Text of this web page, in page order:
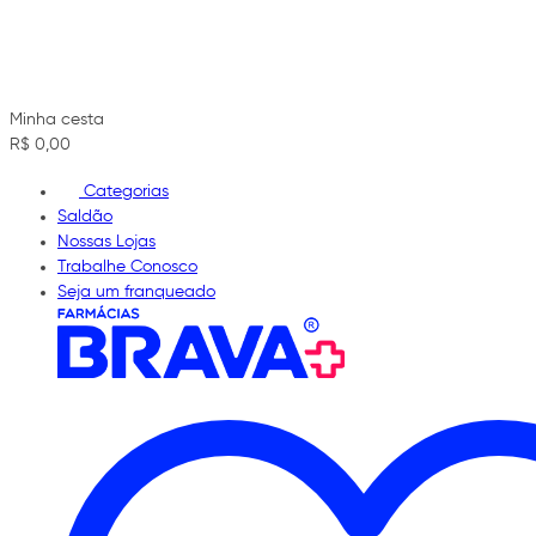
Minha cesta
R$ 0,00
Categorias
Saldão
Nossas Lojas
Trabalhe Conosco
Seja um franqueado